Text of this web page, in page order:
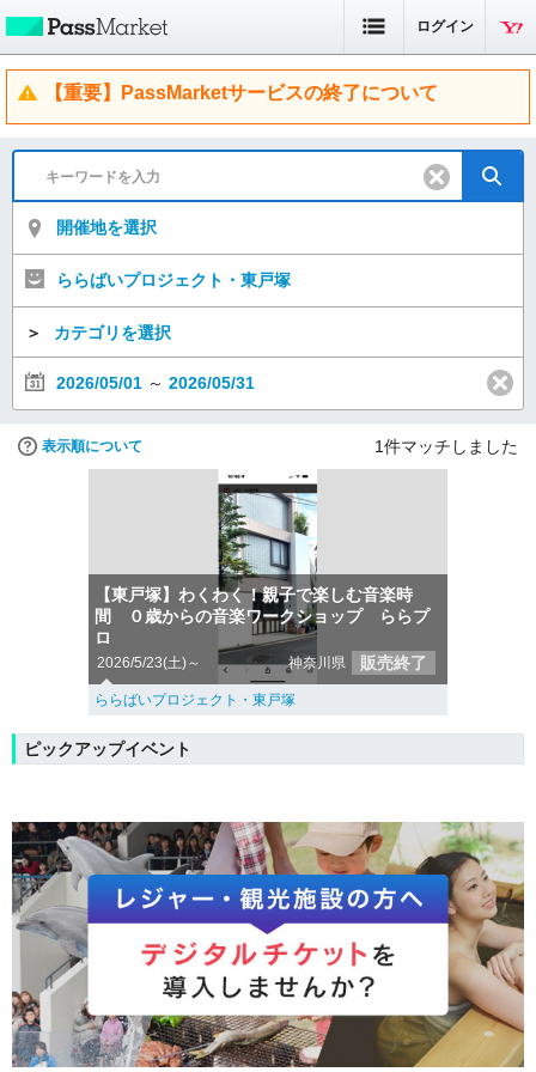
ログイン
【重要】PassMarketサービスの終了について
開催地を選択
ららばいプロジェクト・東戸塚
＞ カテゴリを選択
2026/05/01 ～ 2026/05/31
表示順について 1件マッチしました
【東戸塚】わくわく！親子で楽しむ音楽時
間 ０歳からの音楽ワークショップ ららプ
ロ
2026/5/23(土)～ 神奈川県 販売終了
ららばいプロジェクト・東戸塚
ピックアップイベント